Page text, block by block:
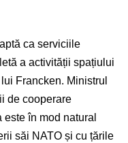
ca serviciile
a activității spațiului
Francken. Ministrul
de cooperare
în mod natural
săi NATO și cu țările